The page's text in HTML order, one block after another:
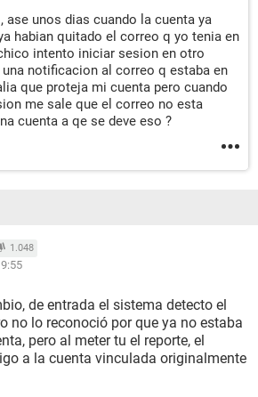
ase unos dias cuando la cuenta ya
habian quitado el correo q yo tenia en
intento iniciar sesion en otro
notificacion al correo q estaba en
que proteja mi cuenta pero cuando
me sale que el correo no esta
cuenta a qe se deve eso ?
1.048
de entrada el sistema detecto el
no lo reconoció por que ya no estaba
pero al meter tu el reporte, el
a la cuenta vinculada originalmente